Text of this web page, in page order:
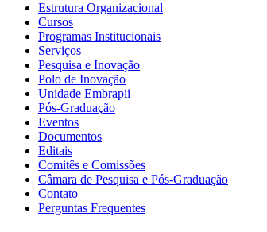
Estrutura Organizacional
Cursos
Programas Institucionais
Serviços
Pesquisa e Inovação
Polo de Inovação
Unidade Embrapii
Pós-Graduação
Eventos
Documentos
Editais
Comitês e Comissões
Câmara de Pesquisa e Pós-Graduação
Contato
Perguntas Frequentes